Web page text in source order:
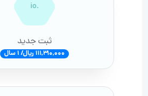
.io
ثبت جدید
111,310,000 ریال/ 1 سال